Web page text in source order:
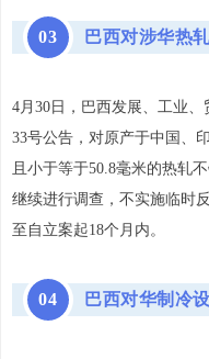
03 巴西对涉华热
4月30日，巴西发展、工业
33号公告，对原产于中国、
且小于等于50.8毫米的热轧
继续进行调查，不实施临时
至自立案起18个月内。
04 巴西对华制冷